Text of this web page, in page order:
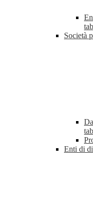
Società
Enti di